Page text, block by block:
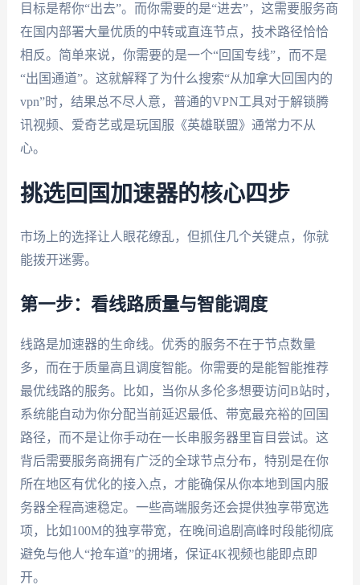
目标是帮你“出去”。而你需要的是“进去”，这需要服务商
在国内部署大量优质的中转或直连节点，技术路径恰恰
相反。简单来说，你需要的是一个“回国专线”，而不是
“出国通道”。这就解释了为什么搜索“从加拿大回国内的
vpn”时，结果总不尽人意，普通的VPN工具对于解锁腾
讯视频、爱奇艺或是玩国服《英雄联盟》通常力不从
心。
挑选回国加速器的核心四步
市场上的选择让人眼花缭乱，但抓住几个关键点，你就
能拨开迷雾。
第一步：看线路质量与智能调度
线路是加速器的生命线。优秀的服务不在于节点数量
多，而在于质量高且调度智能。你需要的是能智能推荐
最优线路的服务。比如，当你从多伦多想要访问B站时，
系统能自动为你分配当前延迟最低、带宽最充裕的回国
路径，而不是让你手动在一长串服务器里盲目尝试。这
背后需要服务商拥有广泛的全球节点分布，特别是在你
所在地区有优化的接入点，才能确保从你本地到国内服
务器全程高速稳定。一些高端服务还会提供独享带宽选
项，比如100M的独享带宽，在晚间追剧高峰时段能彻底
避免与他人“抢车道”的拥堵，保证4K视频也能即点即
开。